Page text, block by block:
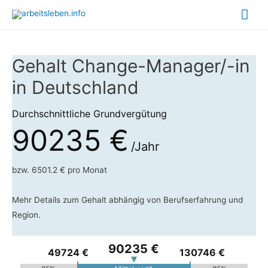
Gehalt Change-Manager/-in
in Deutschland
Durchschnittliche Grundvergütung
90235 € /Jahr
bzw. 6501.2 € pro Monat
Mehr Details zum Gehalt abhängig von Berufserfahrung und
Region.
49724 € 90235 € 130746 €